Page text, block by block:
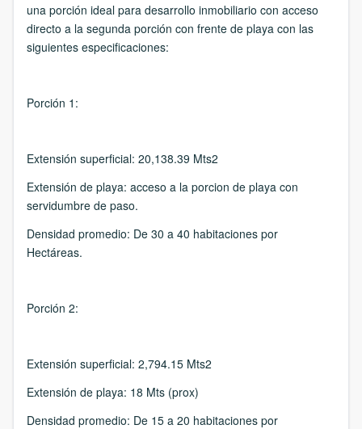
una porción ideal para desarrollo inmobiliario con acceso
directo a la segunda porción con frente de playa con las
siguientes especificaciones:
Porción 1:
Extensión superficial: 20,138.39 Mts2
Extensión de playa: acceso a la porcion de playa con
servidumbre de paso.
Densidad promedio: De 30 a 40 habitaciones por
Hectáreas.
Porción 2:
Extensión superficial: 2,794.15 Mts2
Extensión de playa: 18 Mts (prox)
Densidad promedio: De 15 a 20 habitaciones por